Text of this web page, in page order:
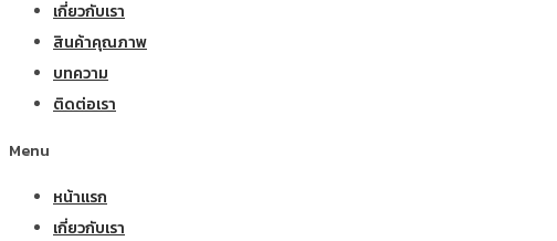
เกี่ยวกับเรา
สินค้าคุณภาพ
บทความ
ติดต่อเรา
Menu
หน้าแรก
เกี่ยวกับเรา